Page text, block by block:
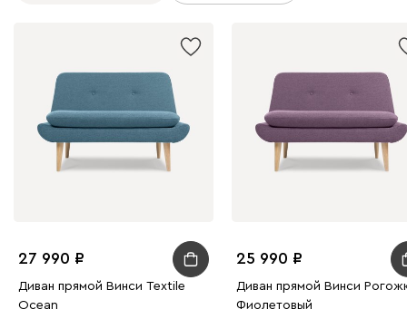
Марсала Молочный
27 990
Диван прямой Винси Textile
Ocean
25 990
Диван прямой Винси
Фиолетовый